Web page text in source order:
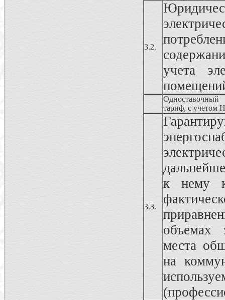
3.2.
учета
Одноставочный
тариф, с учетом
3.3.
к нему
объемах
места
на